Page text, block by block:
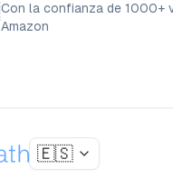
Con la confianza de 1000+
Amazon
🇪🇸